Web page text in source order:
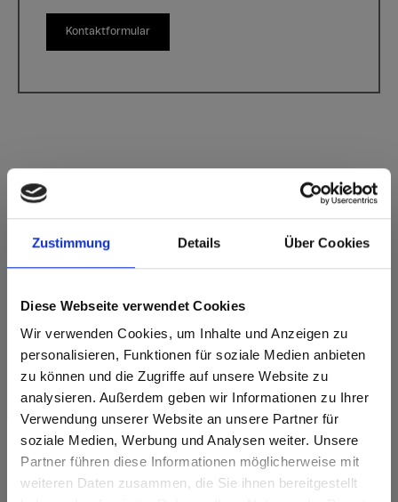
Zustimmung Details Über Cookies
Diese Webseite verwendet Cookies
Wir verwenden Cookies, um Inhalte und Anzeigen zu
personalisieren, Funktionen für soziale Medien anbieten
zu können und die Zugriffe auf unsere Website zu
analysieren. Außerdem geben wir Informationen zu Ihrer
Verwendung unserer Website an unsere Partner für
soziale Medien, Werbung und Analysen weiter. Unsere
Partner führen diese Informationen möglicherweise mit
weiteren Daten zusammen, die Sie ihnen bereitgestellt
sr.modal is not closeable
Are you based in the Vereinigte
Staaten?
Kontaktformular
Honeymoon Kastanie Schoko NI Nice
Produktmerkmale
Leicht zu reinigen Schlagzäh
Kratzfest Lösungsmittelbeständig
Oberflächenmerkmale